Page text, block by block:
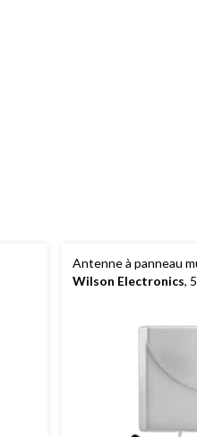
Antenne à panneau
Wilson Electronics,